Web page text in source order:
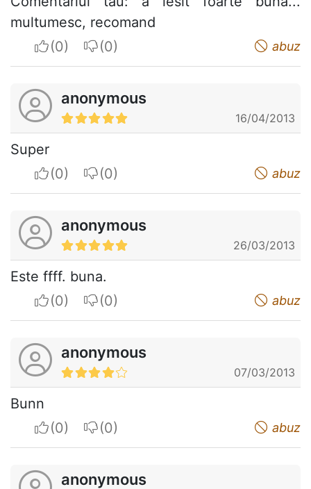
multumesc, recomand
I apreciateI do not appreciate abuz
anonymous
16/04/2013
Super
I apreciateI do not appreciate abuz
anonymous
26/03/2013
Este ffff. buna.
I apreciateI do not appreciate abuz
anonymous
07/03/2013
Bunn
I apreciateI do not appreciate abuz
anonymous